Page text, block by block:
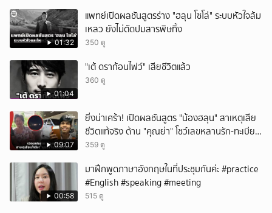
01:32
แพทย์เปิดผลชันสูตรร่าง "ฮลุน โซโล่" ระบบหัวใจล้ม
เหลว ยังไม่ตัดปมสารพิษทิ้ง
350 ดู
01:04
"เต้ ดราก้อนไฟว์" เสียชีวิตแล้ว
360 ดู
09:07
ยิ่งน่าเศร้า! เปิดผลชันสูตร "น้องฮลุน" สาเหตุเสีย
ชีวิตแท้จริง ด้าน "คุณย่า" โชว์เลขหลานรัก-ทะเบียน
รถเคลื่อนร่าง!
359 ดู
00:58
มาฝึกพูดภาษาอังกฤษในที่ประชุมกันค่ะ #practice
#English #speaking #meeting
515 ดู